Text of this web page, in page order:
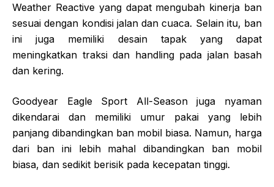
Weather Reactive yang dapat mengubah kinerja ban
sesuai dengan kondisi jalan dan cuaca. Selain itu, ban
ini juga memiliki desain tapak yang dapat
meningkatkan traksi dan handling pada jalan basah
dan kering.
Goodyear Eagle Sport All-Season juga nyaman
dikendarai dan memiliki umur pakai yang lebih
panjang dibandingkan ban mobil biasa. Namun, harga
dari ban ini lebih mahal dibandingkan ban mobil
biasa, dan sedikit berisik pada kecepatan tinggi.